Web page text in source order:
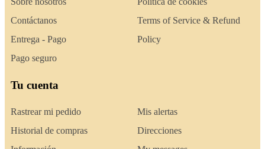
Contáctanos
Entrega - Pago
Pago seguro
Terms of Service & Refund
Policy
Tu cuenta
Rastrear mi pedido
Historial de compras
Mis alertas
Direcciones